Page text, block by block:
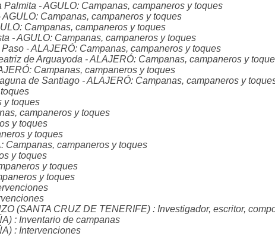
- AGULO: Campanas, campaneros y toques
Campanas, campaneros y toques
Campanas, campaneros y toques
- AGULO: Campanas, campaneros y toques
- ALAJERÓ: Campanas, campaneros y toques
de Arguayoda - ALAJERÓ: Campanas, campaneros y
Campanas, campaneros y toques
de Santiago - ALAJERÓ: Campanas, campaneros y
y toques
campaneros y toques
y toques
y toques
Campanas, campaneros y toques
y toques
y toques
y toques
(SANTA CRUZ DE TENERIFE) : Investigador, escritor,
: Inventario de campanas
: Intervenciones